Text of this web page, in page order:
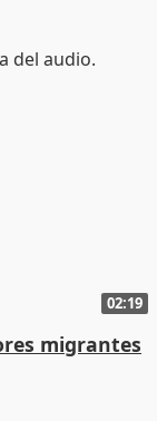
02:19
migrantes